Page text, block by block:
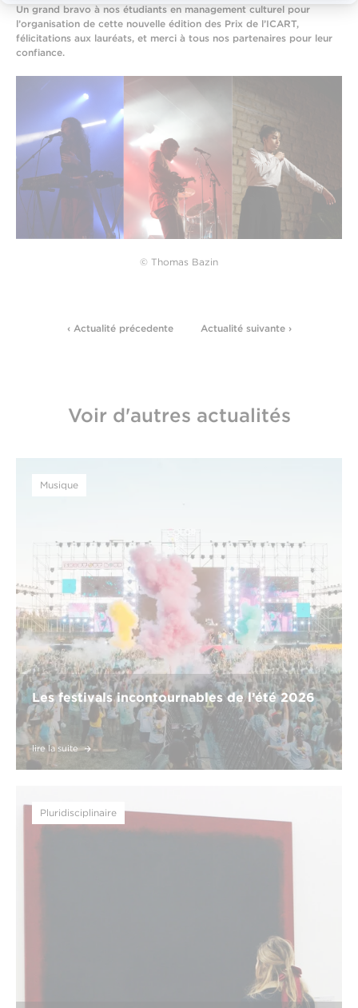
Un grand bravo à nos étudiants en management culturel pour
l’organisation de cette nouvelle édition des Prix de l’ICART,
félicitations aux lauréats, et merci à tous nos partenaires pour leur
confiance.
© Thomas Bazin
‹ Actualité précedente Actualité suivante ›
Voir d'autres actualités
Musique
Les festivals incontournables de l’été 2026
lire la suite
Pluridisciplinaire